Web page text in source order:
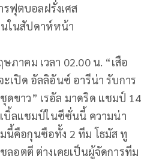
ฟุตบอลฝรั่งเศส
นในสัปดาห์หน้า
ภาคม เวลา 02.00 น. “เสือ
ะเปิด อัลลิอันซ์ อารีน่า รับการ
ดขาว” เรอัล มาดริด แชมป์ 14
บิ้ลแชมป์ในซีซั่นนี้ ความน่า
นี้คือกุนซือทั้ง 2 ทีม โธมัส ทู
ลอตตี ต่างเคยเป็นผู้จัดการทีม